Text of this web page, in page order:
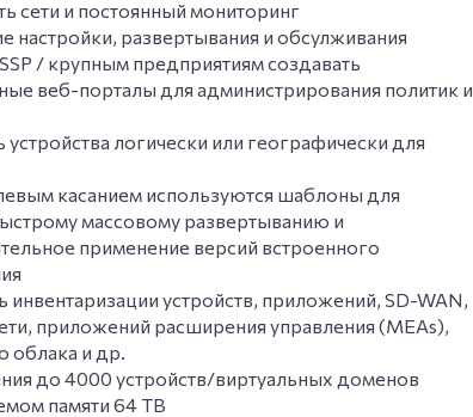
сети и постоянный мониторинг
настройки, развертывания и обсулживания
/ крупным предприятиям создавать
веб-порталы для администрирования политик и
логически или географически для
касанием используются шаблоны для
массовому развертыванию и
применение версий встроенного
устройств, приложений, SD-WAN,
приложений расширения управления (MEAs),
облака и др.
до 4000 устройств/виртуальных доменов
памяти 64 TB